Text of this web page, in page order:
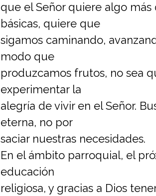
que el Señor quiere algo
básicas, quiere que
sigamos caminando,
modo que
produzcamos frutos, no sea
experimentar la
alegría de vivir en el Señor.
eterna, no por
saciar nuestras necesidades.
En el ámbito parroquial, el
educación
religiosa, y gracias a Dios